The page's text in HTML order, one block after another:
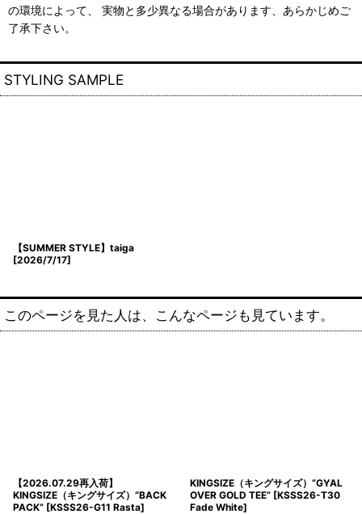
の環境によって、 実物と多少異なる場合があります、あらかじめご
了承下さい。
STYLING SAMPLE
【SUMMER STYLE】taiga
[2026/7/17]
このページを見た人は、こんなページも見ています。
【2026.07.29再入荷】
KINGSIZE（キングサイズ）“BACK
PACK” [KSSS26-G11 Rasta]
KINGSIZE（キングサイズ）“GYAL
OVER GOLD TEE” [KSSS26-T30
Fade White]